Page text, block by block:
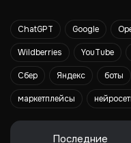
ChatGPT Google
Wildberries YouTube
Сбер Яндекс боты
маркетплейсы
Последние